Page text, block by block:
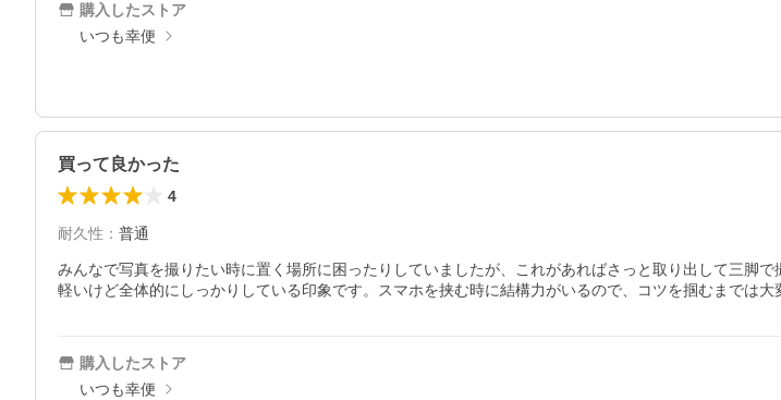
購入したストア
いつも幸便
買って良かった
4
耐久性 ： 普通
みんなで写真を撮りたい時に置く場所に困ったりしていましたが、これがあればさっと取り出して三脚で
軽いけど全体的にしっかりしている印象です。スマホを挟む時に結構力がいるので、コツを掴むまでは
購入したストア
いつも幸便